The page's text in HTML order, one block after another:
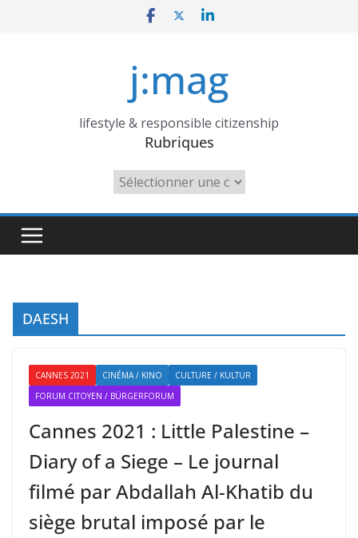
j:mag
lifestyle & responsible citizenship
Rubriques
Rubriques
DAESH
CANNES 2021 CINÉMA / KINO
CULTURE / KULTUR
FORUM CITOYEN / BÜRGERFORUM
Cannes 2021 : Little Palestine –
Diary of a Siege – Le journal
filmé par Abdallah Al-Khatib du
siège brutal imposé par le